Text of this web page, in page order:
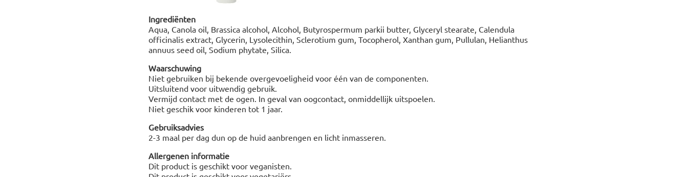
Ingrediënten
Aqua, Canola oil, Brassica alcohol, Alcohol, Butyrospermum parkii butter, Glyceryl stearate, Calendula
officinalis extract, Glycerin, Lysolecithin, Sclerotium gum, Tocopherol, Xanthan gum, Pullulan, Helianthus
annuus seed oil, Sodium phytate, Silica.
Waarschuwing
Niet gebruiken bij bekende overgevoeligheid voor één van de componenten.
Uitsluitend voor uitwendig gebruik.
Vermijd contact met de ogen. In geval van oogcontact, onmiddellijk uitspoelen.
Niet geschik voor kinderen tot 1 jaar.
Gebruiksadvies
2-3 maal per dag dun op de huid aanbrengen en licht inmasseren.
Allergenen informatie
Dit product is geschikt voor veganisten.